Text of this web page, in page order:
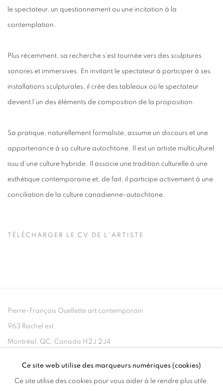
le spectateur, un questionnement ou une incitation à la
contemplation.
Plus récemment, sa recherche s’est tournée vers des sculptures
sonores et immersives. En invitant le spectateur à participer à ses
installations sculpturales, il crée des tableaux où le spectateur
devient l’un des éléments de composition de la proposition.
Sa pratique, naturellement formaliste, assume un discours et une
appartenance à sa culture autochtone. Il est un artiste multiculturel
issu d’une culture hybride. Il associe une tradition culturelle à une
esthétique contemporaine et, de fait, il participe activement à une
conciliation de la culture canadienne-autochtone.
TÉLÉCHARGER LE CV DE L'ARTISTE
Pierre-François Ouellette art contemporain
963 Rachel est
Montréal, QC, Canada H2J 2J4
+1 (514) 395-6032
info@pfoac.com
Ce site web utilise des marqueurs numériques (cookies)
Ce site utilise des cookies pour vous aider à le rendre plus utile.